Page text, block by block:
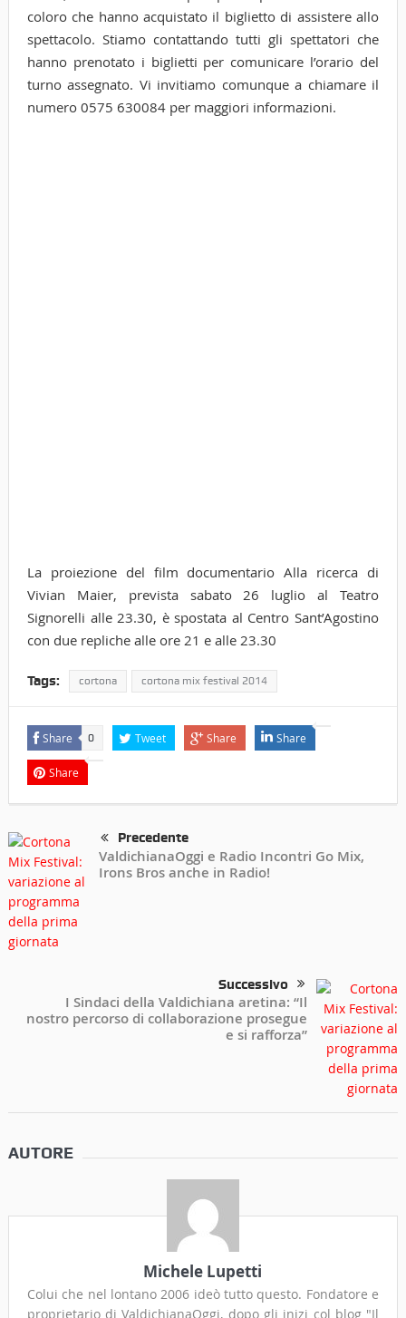
coloro che hanno acquistato il biglietto di assistere allo
spettacolo. Stiamo contattando tutti gli spettatori che
hanno prenotato i biglietti per comunicare l’orario del
turno assegnato. Vi invitiamo comunque a chiamare il
numero 0575 630084 per maggiori informazioni.
La proiezione del film documentario Alla ricerca di
Vivian Maier, prevista sabato 26 luglio al Teatro
Signorelli alle 23.30, è spostata al Centro Sant’Agostino
con due repliche alle ore 21 e alle 23.30
Tags: cortona cortona mix festival 2014
Share 0 Tweet Share Share
Share
Precedente
ValdichianaOggi e Radio Incontri Go Mix,
Irons Bros anche in Radio!
Successivo
I Sindaci della Valdichiana aretina: “Il
nostro percorso di collaborazione prosegue
e si rafforza”
AUTORE
Michele Lupetti
Colui che nel lontano 2006 ideò tutto questo. Fondatore e
proprietario di ValdichianaOggi, dopo gli inizi col blog "Il